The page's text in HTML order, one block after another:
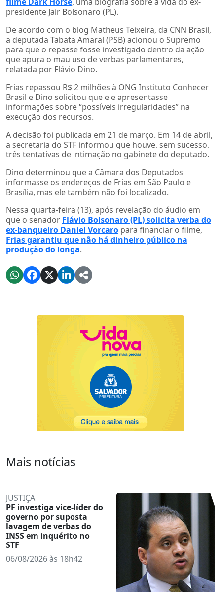
presidente Jair Bolsonaro (PL).
De acordo com o blog Matheus Teixeira, da CNN Brasil,
a deputada Tabata Amaral (PSB) acionou o Supremo
para que o repasse fosse investigado dentro da ação
que apura o mau uso de verbas parlamentares,
relatada por Flávio Dino.
Frias repassou R$ 2 milhões à ONG Instituto Conhecer
Brasil e Dino solicitou que ele apresentasse
informações sobre “possíveis irregularidades” na
execução dos recursos.
A decisão foi publicada em 21 de março. Em 14 de abril,
a secretaria do STF informou que houve, sem sucesso,
três tentativas de intimação no gabinete do deputado.
Dino determinou que a Câmara dos Deputados
informasse os endereços de Frias em São Paulo e
Brasília, mas ele também não foi localizado.
Nessa quarta-feira (13), após revelação do áudio em
que o senador Flávio Bolsonaro (PL) solicita verba do
ex-banqueiro Daniel Vorcaro para financiar o filme,
Frias garantiu que não há dinheiro público na
produção do longa.
Mais notícias
JUSTIÇA
PF investiga vice-líder do
governo por suposta
lavagem de verbas do
INSS em inquérito no
STF
06/08/2026 às 18h42